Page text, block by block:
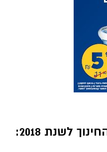
אשת השנה בתחום החינוך לשנת 2018: